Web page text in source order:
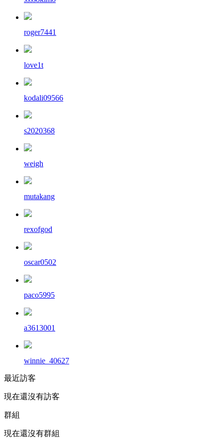
roger7441
love1t
kodali09566
s2020368
weigh
mutakang
rexofgod
oscar0502
paco5995
a3613001
winnie_40627
最近訪客
現在還沒有訪客
群組
現在還沒有群組